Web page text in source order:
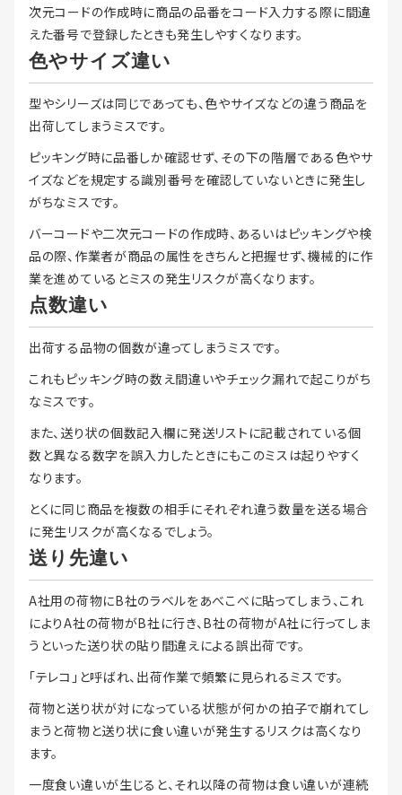
次元コードの作成時に商品の品番をコード入力する際に間違
えた番号で登録したときも発生しやすくなります。
色やサイズ違い
型やシリーズは同じであっても、色やサイズなどの違う商品を
出荷してしまうミスです。
ピッキング時に品番しか確認せず、その下の階層である色やサ
イズなどを規定する識別番号を確認していないときに発生し
がちなミスです。
バーコードや二次元コードの作成時、あるいはピッキングや検
品の際、作業者が商品の属性をきちんと把握せず、機械的に作
業を進めているとミスの発生リスクが高くなります。
点数違い
出荷する品物の個数が違ってしまうミスです。
これもピッキング時の数え間違いやチェック漏れで起こりがち
なミスです。
また、送り状の個数記入欄に発送リストに記載されている個
数と異なる数字を誤入力したときにもこのミスは起りやすく
なります。
とくに同じ商品を複数の相手にそれぞれ違う数量を送る場合
に発生リスクが高くなるでしょう。
送り先違い
A社用の荷物にB社のラベルをあべこべに貼ってしまう、これ
によりA社の荷物がB社に行き、B社の荷物がA社に行ってしま
うといった送り状の貼り間違えによる誤出荷です。
「テレコ」と呼ばれ、出荷作業で頻繁に見られるミスです。
荷物と送り状が対になっている状態が何かの拍子で崩れてし
まうと荷物と送り状に食い違いが発生するリスクは高くなり
ます。
一度食い違いが生じると、それ以降の荷物は食い違いが連続